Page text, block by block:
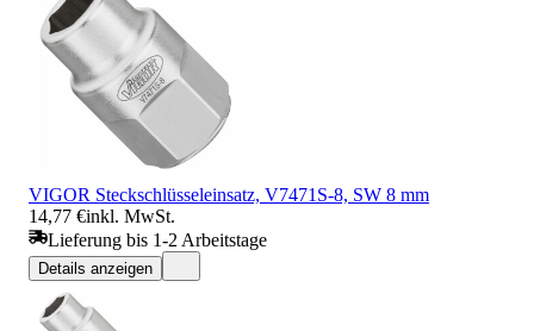
VIGOR Steckschlüsseleinsatz, V7471S-8, SW 8 mm
14,77 €inkl. MwSt.
Lieferung bis 1-2 Arbeitstage
Details anzeigen